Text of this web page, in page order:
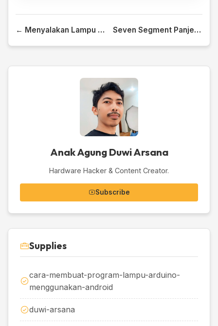
← Menyalakan Lampu dengan Android Seven Segment Panjerino →
Anak Agung Duwi Arsana
Hardware Hacker & Content Creator.
Subscribe
Supplies
cara-membuat-program-lampu-arduino-
menggunakan-android
duwi-arsana